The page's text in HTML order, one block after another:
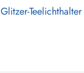
Glitzer-Teelichthalter